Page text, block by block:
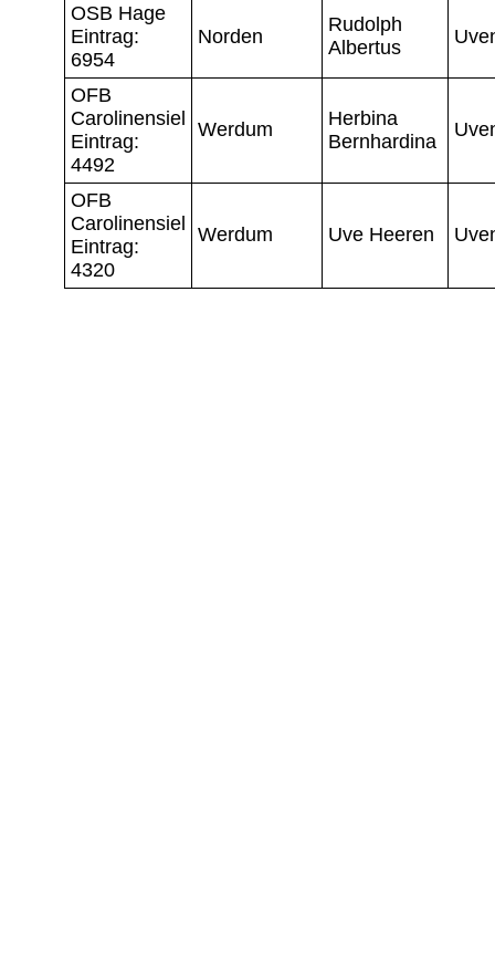
OSB Hage
Eintrag:
6954
Norden
Rudolph
Albertus
OFB
Carolinensiel
Eintrag:
4492
Werdum
Herbina
Bernhardina
OFB
Carolinensiel
Eintrag:
4320
Werdum Uve Heeren